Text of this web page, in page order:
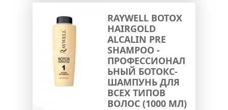
RAYWELL BOTOX
HAIRGOLD
ALCALIN PRE
SHAMPOO -
ПРОФЕССИОНАЛ
ЬНЫЙ БОТОКС-
ШАМПУНЬ ДЛЯ
ВСЕХ ТИПОВ
ВОЛОС (1000 МЛ)